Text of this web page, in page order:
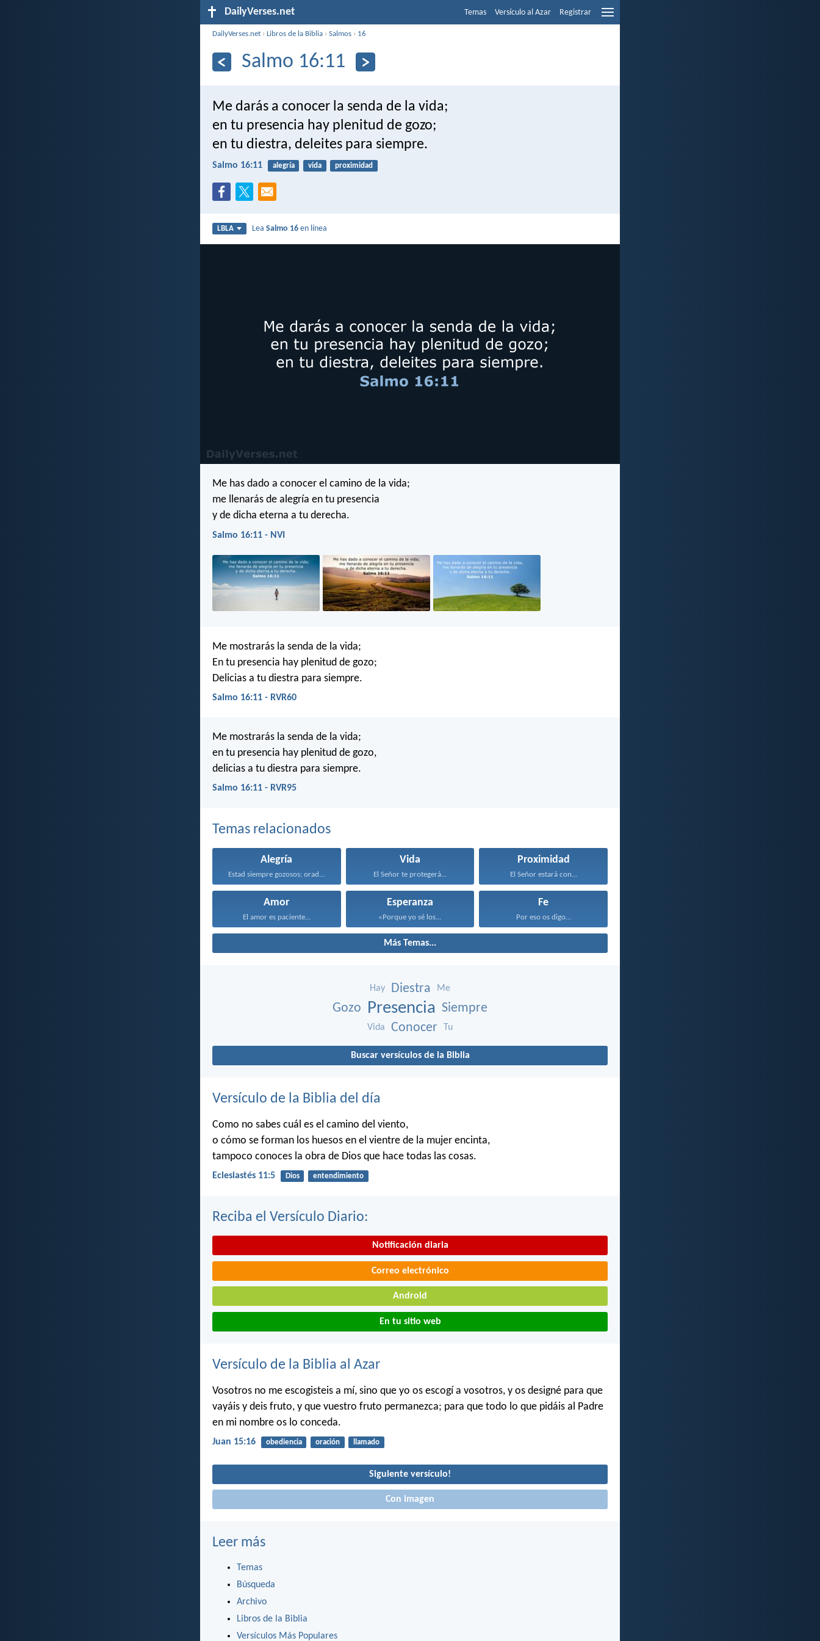
DailyVerses.net Temas Versículo al Azar Registrar
DailyVerses.net ›Libros de la Biblia ›Salmos › 16
Salmo 16:11
Me darás a conocer la senda de la vida;
en tu presencia hay plenitud de gozo;
en tu diestra, deleites para siempre.
Salmo 16:11 alegría vida proximidad
LBLA LeaSalmo 16 en línea
Me has dado a conocer el camino de la vida;
me llenarás de alegría en tu presencia
y de dicha eterna a tu derecha.
Salmo 16:11 - NVI
Me mostrarás la senda de la vida;
En tu presencia hay plenitud de gozo;
Delicias a tu diestra para siempre.
Salmo 16:11 - RVR60
Me mostrarás la senda de la vida;
en tu presencia hay plenitud de gozo,
delicias a tu diestra para siempre.
Salmo 16:11 - RVR95
Temas relacionados
Alegría
Estad siempre gozosos; orad...
Vida
El Señor te protegerá...
Proximidad
El Señor estará con...
Amor
El amor es paciente...
Esperanza
«Porque yo sé los...
Fe
Por eso os digo...
Más Temas...
Hay Diestra Me
Gozo Presencia Siempre
Vida Conocer Tu
Buscar versículos de la Biblia
Versículo de la Biblia del día
Como no sabes cuál es el camino del viento,
o cómo se forman los huesos en el vientre de la mujer encinta,
tampoco conoces la obra de Dios que hace todas las cosas.
Eclesiastés 11:5 Dios entendimiento
Reciba el Versículo Diario:
Notificación diaria
Correo electrónico
Android
En tu sitio web
Versículo de la Biblia al Azar
Vosotros no me escogisteis a mí, sino que yo os escogí a vosotros, y os designé para que
vayáis y deis fruto, y que vuestro fruto permanezca; para que todo lo que pidáis al Padre
en mi nombre os lo conceda.
Juan 15:16 obediencia oración llamado
Siguiente versículo!
Con imagen
Leer más
Temas
Búsqueda
Archivo
Libros de la Biblia
Versículos Más Populares